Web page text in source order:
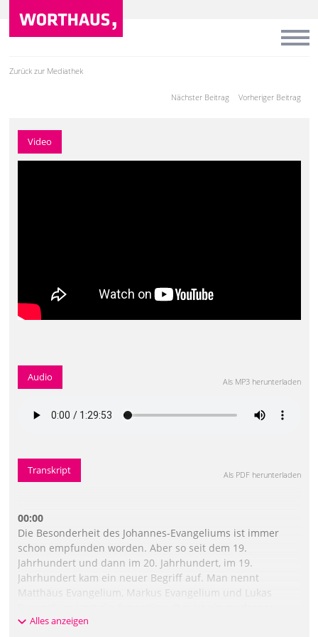
Zurück zur Mediathek
Vorheriger Beitrag
Nächster Beitrag
Video
Audio Als MP3 herunterladen
Transkript Als PDF herunterladen
00:00
Die Besonderheit des Johannes-Evangeliums ist immer
schon empfunden worden. Aber so seit dem 19.
Jahrhundert und dann im 20. Jahrhundert, im 19.
Jahrhundert kam ein neuer Begriff auf. Man nennt
Matthäus Evangelium, Markus Evangelium und Lukas
Begriff, den es früher nicht gab. Und die
Alles anzeigen